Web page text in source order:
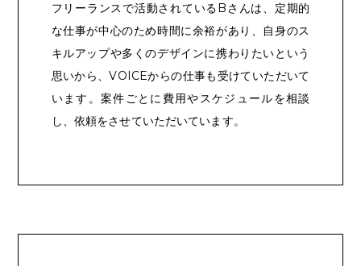
フリーランスで活動されているBさんは、定期的
な仕事が中心のため時間に余裕があり、自身のス
キルアップや多くのデザインに携わりたいという
思いから、VOICEからの仕事も受けていただいて
います。案件ごとに費用やスケジュールを相談
し、依頼をさせていただいています。